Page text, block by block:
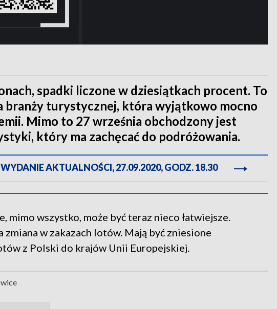
spadki liczone w dziesiątkach procent. To
branży turystycznej, która wyjątkowo mocno
Mimo to 27 września obchodzony jest
który ma zachęcać do podróżowania.
AKTUALNOŚCI, 27.09.2020, GODZ. 18.30
mimo wszystko, może być teraz nieco łatwiejsze.
w zakazach lotów. Mają być zniesione
z Polski do krajów Unii Europejskiej.